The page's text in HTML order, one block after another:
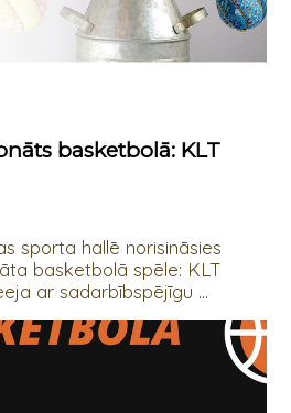
basketbolā: KLT
sporta hallē norisināsies
basketbolā spēle: KLT
ar sadarbībspējīgu ...